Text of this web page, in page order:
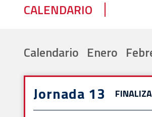
NOTICIAS
ESTADÍSTICAS
EQUIPO
CALENDARIO
Calendario Enero
Jornada 13